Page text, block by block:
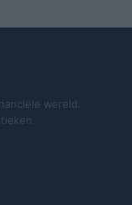
wereld.